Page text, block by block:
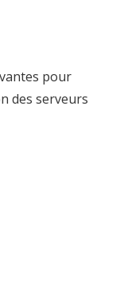
pour
des serveurs